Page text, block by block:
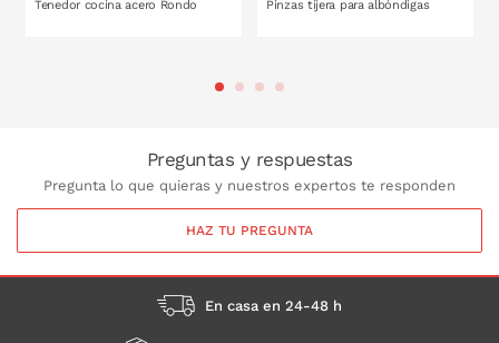
Tenedor cocina acero Rondo Pinzas tijera para albóndigas
Preguntas y respuestas
Pregunta lo que quieras y nuestros expertos te responden
HAZ TU PREGUNTA
En casa en 24-48 h